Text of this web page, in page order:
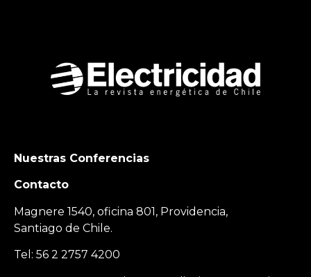
Nuestras Conferencias
Contacto
Magnere 1540, oficina 801, Providencia,
Santiago de Chile.
Tel: 56 2 2757 4200